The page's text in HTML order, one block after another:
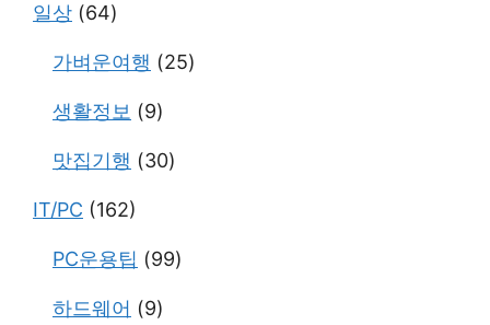
일상 (64)
가벼운여행 (25)
생활정보 (9)
맛집기행 (30)
IT/PC (162)
PC운용팁 (99)
하드웨어 (9)